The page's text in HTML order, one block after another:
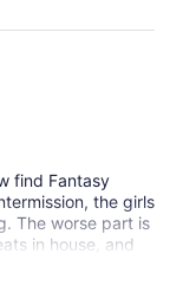
find Fantasy
the girls
The worse part is
in house, and
better seats
rude people